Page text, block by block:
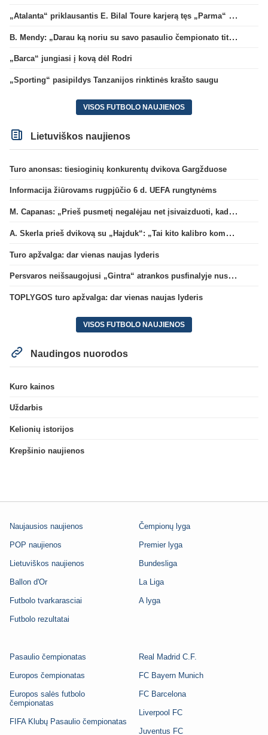
„Atalanta“ priklausantis E. Bilal Toure karjerą tęs „Parma“ gretose
B. Mendy: „Darau ką noriu su savo pasaulio čempionato titulu“
„Barca“ jungiasi į kovą dėl Rodri
„Sporting“ pasipildys Tanzanijos rinktinės krašto saugu
VISOS FUTBOLO NAUJIENOS
Lietuviškos naujienos
Turo anonsas: tiesioginių konkurentų dvikova Gargžduose
Informacija žiūrovams rugpjūčio 6 d. UEFA rungtynėms
M. Capanas: „Prieš pusmetį negalėjau net įsivaizduoti, kad žaisime prieš „Hajduk“
A. Skerla prieš dvikovą su „Hajduk“: „Tai kito kalibro komanda“
Turo apžvalga: dar vienas naujas lyderis
Persvaros neišsaugojusi „Gintra“ atrankos pusfinalyje nusileido Škotijos čempionėms
TOPLYGOS turo apžvalga: dar vienas naujas lyderis
VISOS FUTBOLO NAUJIENOS
Naudingos nuorodos
Kuro kainos
Uždarbis
Kelionių istorijos
Krepšinio naujienos
Naujausios naujienos
POP naujienos
Lietuviškos naujienos
Ballon d'Or
Futbolo tvarkarasciai
Futbolo rezultatai
Čempionų lyga
Premier lyga
Bundesliga
La Liga
A lyga
Pasaulio čempionatas
Europos čempionatas
Europos salės futbolo
čempionatas
FIFA Klubų Pasaulio čempionatas
Real Madrid C.F.
FC Bayern Munich
FC Barcelona
Liverpool FC
Juventus FC